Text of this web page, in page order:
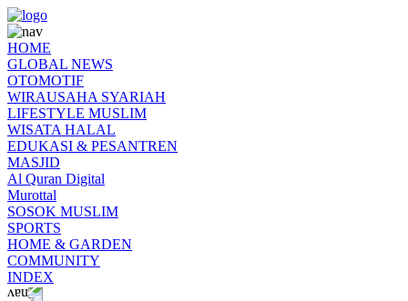
HOME
GLOBAL NEWS
OTOMOTIF
WIRAUSAHA SYARIAH
LIFESTYLE MUSLIM
WISATA HALAL
EDUKASI & PESANTREN
MASJID
Al Quran Digital
Murottal
SOSOK MUSLIM
SPORTS
HOME & GARDEN
COMMUNITY
INDEX